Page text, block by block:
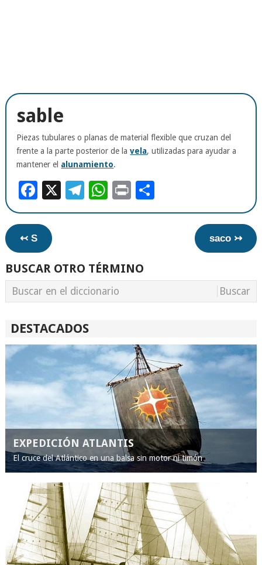
sable
Piezas tubulares o planas de material flexible que cruzan del
frente a la parte posterior de lavela, utilizadas para ayudar a
mantener el alunamiento.
Facebook
X Telegram
WhatsApp
Print
↢ S saco ↣
BUSCAR OTRO TÉRMINO
DESTACADOS
EXPEDICIÓN ATLANTIS
El cruce del Atlántico en una balsa sin motor ni timón